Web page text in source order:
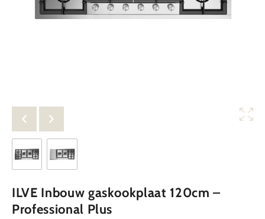
ILVE Inbouw gaskookplaat 120cm –
Professional Plus